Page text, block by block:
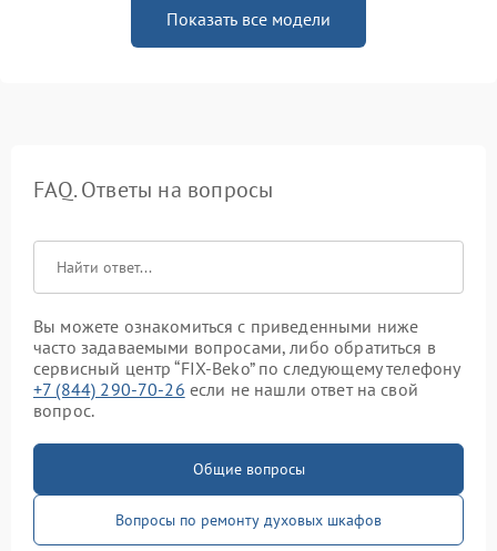
Показать все модели
FAQ. Ответы на вопросы
Вы можете ознакомиться с приведенными ниже
часто задаваемыми вопросами, либо обратиться в
сервисный центр “FIX-Beko” по следующему телефону
+7 (844) 290-70-26 если не нашли ответ на свой
вопрос.
Общие вопросы
Вопросы по ремонту духовых шкафов